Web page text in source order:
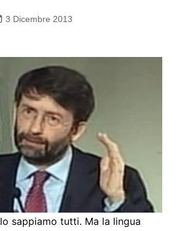
3 Dicembre 2013
lo sappiamo tutti. Ma la lingua